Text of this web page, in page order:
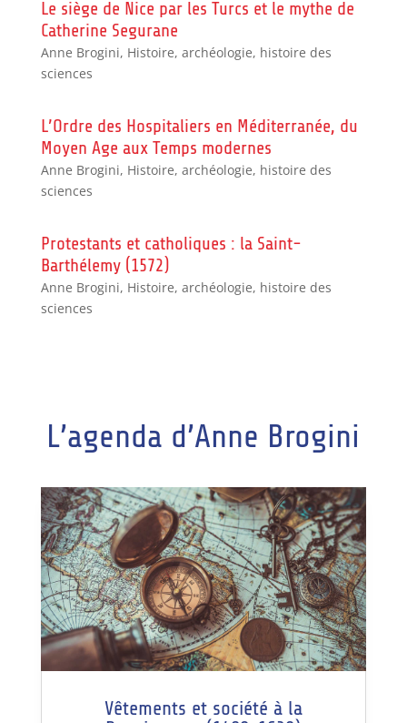
Le siège de Nice par les Turcs et le mythe de
Catherine Segurane
Anne Brogini, Histoire, archéologie, histoire des
sciences
L’Ordre des Hospitaliers en Méditerranée, du
Moyen Age aux Temps modernes
Anne Brogini, Histoire, archéologie, histoire des
sciences
Protestants et catholiques : la Saint-
Barthélemy (1572)
Anne Brogini, Histoire, archéologie, histoire des
sciences
L’agenda d’Anne Brogini
Vêtements et société à la